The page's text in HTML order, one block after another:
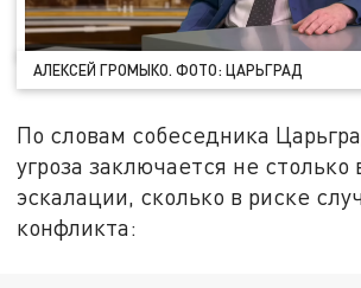
АЛЕКСЕЙ ГРОМЫКО. ФОТО: ЦАРЬГРАД
По словам собеседника
угроза заключается не
эскалации, сколько в риске
конфликта: